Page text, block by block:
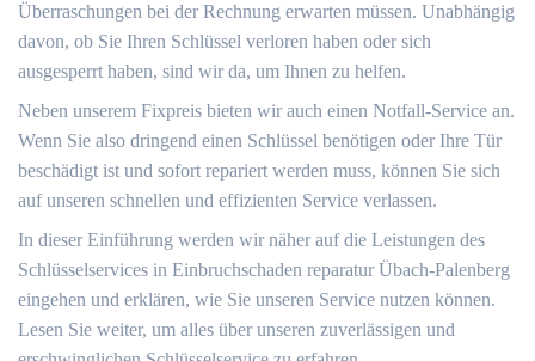
Überraschungen bei der Rechnung erwarten müssen.​ Unabhängig
davon, ob Sie Ihren Schlüssel verloren haben oder sich
ausgesperrt haben, sind wir da, um Ihnen zu helfen.​
Neben unserem Fixpreis bieten wir auch einen Notfall-Service an.​
Wenn Sie also dringend einen Schlüssel benötigen oder Ihre Tür
beschädigt ist und sofort repariert werden muss, können Sie sich
auf unseren schnellen und effizienten Service verlassen.​
In dieser Einführung werden wir näher auf die Leistungen des
Schlüsselservices in Einbruchschaden reparatur Übach-Palenberg
eingehen und erklären, wie Sie unseren Service nutzen können.
Lesen Sie weiter, um alles über unseren zuverlässigen und